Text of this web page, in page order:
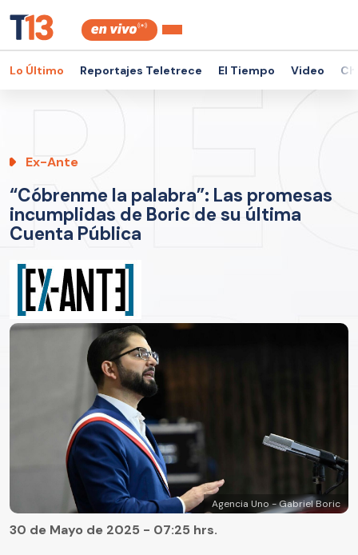
Lo Último Reportajes Teletrece El Tiempo Video
Ex-Ante
“Cóbrenme la palabra”: Las promesas
incumplidas de Boric de su última
Cuenta Pública
Agencia Uno - Gabriel Boric
30 de Mayo de 2025 - 07:25 hrs.